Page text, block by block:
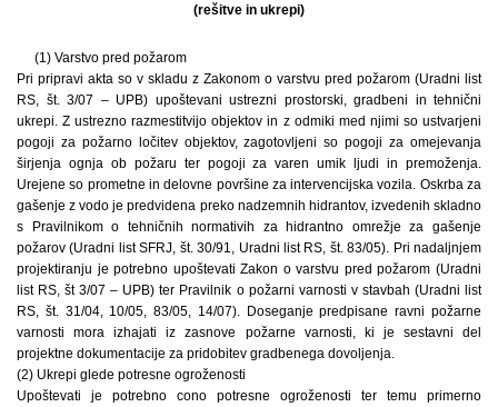
(rešitve in ukrepi)
(1) Varstvo pred požarom
Pri pripravi akta so v skladu z Zakonom o varstvu pred požarom (Uradni list
RS, št. 3/07 – UPB) upoštevani ustrezni prostorski, gradbeni in tehnični
ukrepi. Z ustrezno razmestitvijo objektov in z odmiki med njimi so ustvarjeni
pogoji za požarno ločitev objektov, zagotovljeni so pogoji za omejevanja
širjenja ognja ob požaru ter pogoji za varen umik ljudi in premoženja.
Urejene so prometne in delovne površine za intervencijska vozila. Oskrba za
gašenje z vodo je predvidena preko nadzemnih hidrantov, izvedenih skladno
s Pravilnikom o tehničnih normativih za hidrantno omrežje za gašenje
požarov (Uradni list SFRJ, št. 30/91, Uradni list RS, št. 83/05). Pri nadaljnjem
projektiranju je potrebno upoštevati Zakon o varstvu pred požarom (Uradni
list RS, št 3/07 – UPB) ter Pravilnik o požarni varnosti v stavbah (Uradni list
RS, št. 31/04, 10/05, 83/05, 14/07). Doseganje predpisane ravni požarne
varnosti mora izhajati iz zasnove požarne varnosti, ki je sestavni del
projektne dokumentacije za pridobitev gradbenega dovoljenja.
(2) Ukrepi glede potresne ogroženosti
Upoštevati je potrebno cono potresne ogroženosti ter temu primerno